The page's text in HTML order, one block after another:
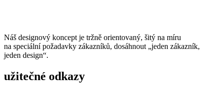
Náš designový koncept je tržně orientovaný, šitý na míru
na speciální požadavky zákazníků, dosáhnout „jeden zákazník,
jeden design“.
užitečné odkazy